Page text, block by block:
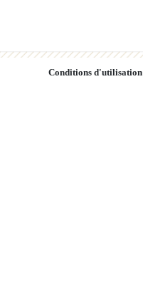
Conditions d'utilisation